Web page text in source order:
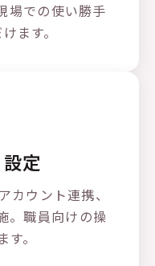
場での使い勝手
ます。
定
カウント連携、
。職員向けの操
。